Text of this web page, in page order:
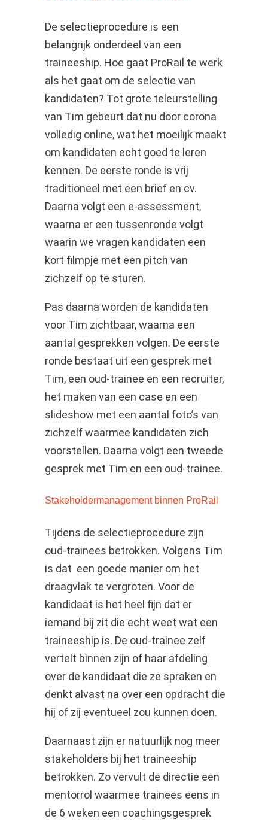
De selectieprocedure is een
belangrijk onderdeel van een
traineeship. Hoe gaat ProRail te werk
als het gaat om de selectie van
kandidaten? Tot grote teleurstelling
van Tim gebeurt dat nu door corona
volledig online, wat het moeilijk maakt
om kandidaten echt goed te leren
kennen. De eerste ronde is vrij
traditioneel met een brief en cv.
Daarna volgt een e-assessment,
waarna er een tussenronde volgt
waarin we vragen kandidaten een
kort filmpje met een pitch van
zichzelf op te sturen.
Pas daarna worden de kandidaten
voor Tim zichtbaar, waarna een
aantal gesprekken volgen. De eerste
ronde bestaat uit een gesprek met
Tim, een oud-trainee en een recruiter,
het maken van een case en een
slideshow met een aantal foto’s van
zichzelf waarmee kandidaten zich
voorstellen. Daarna volgt een tweede
gesprek met Tim en een oud-trainee.
Stakeholdermanagement binnen ProRail
Tijdens de selectieprocedure zijn
oud-trainees betrokken. Volgens Tim
is dat een goede manier om het
draagvlak te vergroten. Voor de
kandidaat is het heel fijn dat er
iemand bij zit die echt weet wat een
traineeship is. De oud-trainee zelf
vertelt binnen zijn of haar afdeling
over de kandidaat die ze spraken en
denkt alvast na over een opdracht die
hij of zij eventueel zou kunnen doen.
Daarnaast zijn er natuurlijk nog meer
stakeholders bij het traineeship
betrokken. Zo vervult de directie een
mentorrol waarmee trainees eens in
de 6 weken een coachingsgesprek